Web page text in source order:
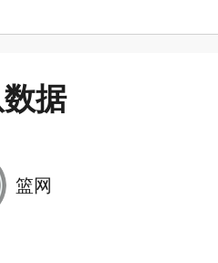
据
篮网